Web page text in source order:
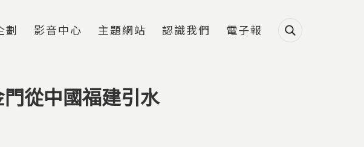
劃 影音中心 主題網站 認識我們 電子報
從中國福建引水